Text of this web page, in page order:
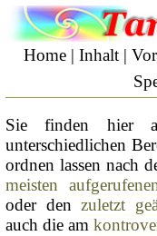
Home | Inhalt |
Sie finden hier
unterschiedlichen
ordnen lassen nach
meisten
oder den zuletzt
auch die am